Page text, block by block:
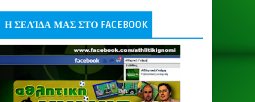
Η ΣΕΛΊΔΑ ΜΑΣ ΣΤΟ FACEBOOK